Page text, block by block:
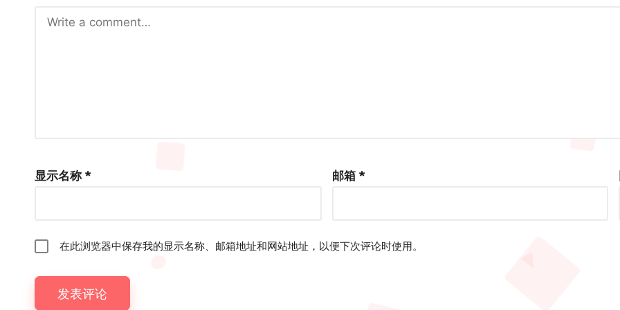
显示名称 * 邮箱 *
在此浏览器中保存我的显示名称、邮箱地址和网站地址，以便下次评论时使用。